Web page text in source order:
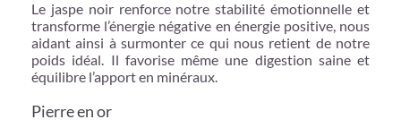
Le jaspe noir renforce notre stabilité émotionnelle et
transforme l’énergie négative en énergie positive, nous
aidant ainsi à surmonter ce qui nous retient de notre
poids idéal. Il favorise même une digestion saine et
équilibre l’apport en minéraux.
Pierre en or